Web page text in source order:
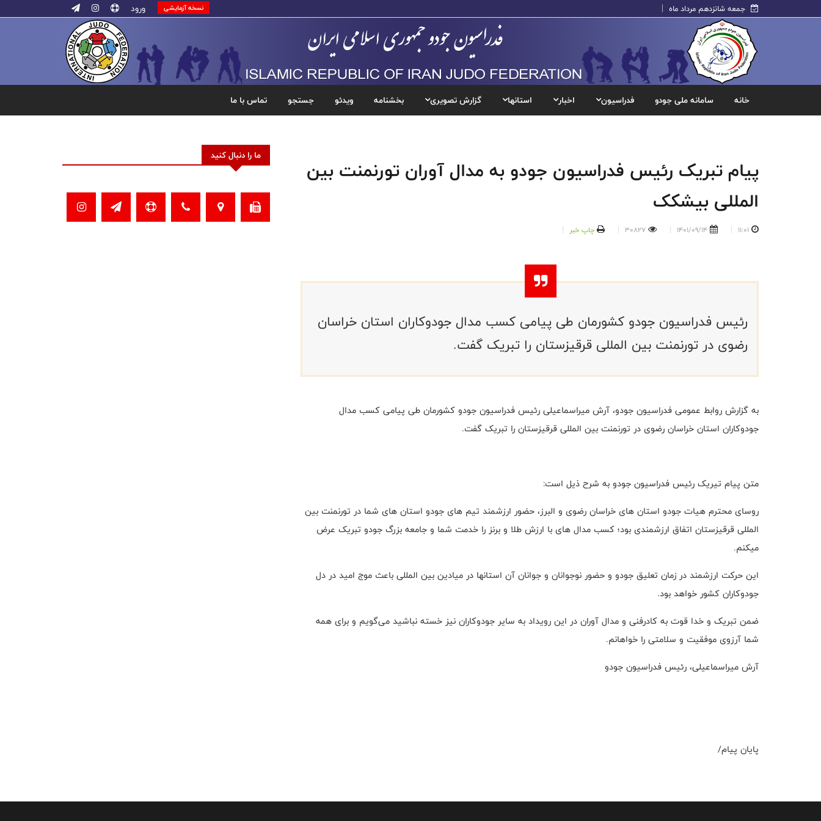
جمعه شانزدهم مرداد ماه نسخه آزمایشی ورود
خانه سامانه ملی جودو فدراسیون اخبار استانها گزارش تصویری بخشنامه ویدئو جستجو تماس با ما
پیام تبریک رئیس فدراسیون جودو به مدال آوران تورنمنت بین
المللی بیشکک
11:01
1401/09/14
30827 چاپ خبر
رئیس فدراسیون جودو کشورمان طی پیامی کسب مدال جودوکاران استان خراسان
رضوی در تورنمنت بین المللی قرقیزستان را تبریک‌ گفت.
به گزارش روابط عمومی فدراسیون جودو، آرش میراسماعیلی رئیس فدراسیون جودو کشورمان طی پیامی کسب مدال
جودوکاران استان خراسان رضوی در تورنمنت بین المللی قرقیزستان را تبریک‌ گفت.
متن پیام تیریک رئیس فدراسیون جودو به شرح ذیل است:
روسای محترم هیات جودو استان های خراسان رضوی و البرز، حضور ارزشمند تیم های جودو استان های شما در تورنمنت بین
المللی قرقیزستان اتفاق ارزشمندی بود؛ کسب مدال های با ارزش طلا و برنز را خدمت شما و جامعه بزرگ جودو تبریک عرض
میکنم.
این حرکت ارزشمند در زمان تعلیق جودو و حضور نوجوانان و جوانان آن استانها در میادین بین المللی باعث موج امید در دل
جودوکاران کشور خواهد بود.
ضمن تبریک و خدا قوت به کادرفنی و مدال آوران در این رویداد به سایر جودوکاران نیز خسته نباشید می‌گویم و برای همه
شما آرزوی موفقیت و سلامتی را خواهانم.
آرش میراسماعیلی، رئیس فدراسیون جودو
پایان پیام/
ما را دنبال کنید